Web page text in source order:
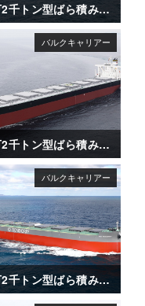
18万2千トン型ばら積み運搬船「CAPT TASOS」
18万2千トン型ばら積み運搬船「WORLD SEAFARER」
18万2千トン型ばら積み運搬船「GINA OLDENDORFF」